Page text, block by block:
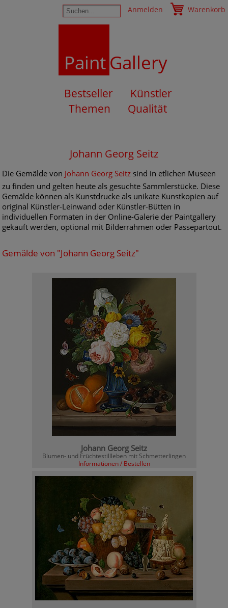
Anmelden Warenkorb
PaintGallery
Bestseller
Künstler
Themen
Qualität
Johann Georg Seitz
Die Gemälde von Johann Georg Seitz sind in etlichen Museen
zu finden und gelten heute als gesuchte Sammlerstücke. Diese
Gemälde können als Kunstdrucke als unikate Kunstkopien auf
original Künstler-Leinwand oder Künstler-Bütten in
individuellen Formaten in der Online-Galerie der Paintgallery
gekauft werden, optional mit Bilderrahmen oder Passepartout.
Gemälde von "Johann Georg Seitz"
Johann Georg Seitz
Blumen- und Früchtestillleben mit Schmetterlingen
Informationen / Bestellen